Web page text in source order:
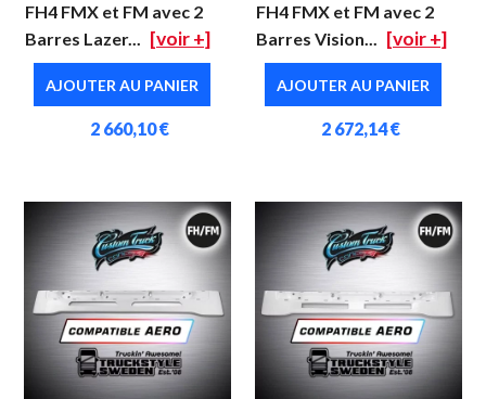
FH4 FMX et FM avec 2
Barres Lazer... [voir +]
AJOUTER AU PANIER
2 660,10 €
FH4 FMX et FM avec 2
Barres Vision... [voir +]
AJOUTER AU PANIER
2 672,14 €